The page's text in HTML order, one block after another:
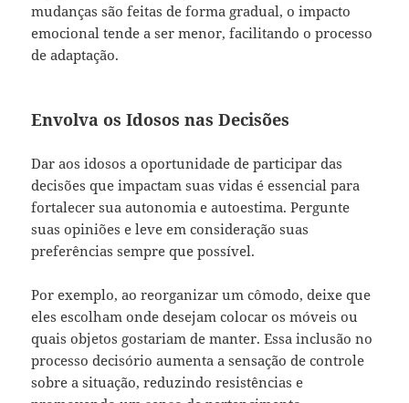
mudanças são feitas de forma gradual, o impacto
emocional tende a ser menor, facilitando o processo
de adaptação.
Envolva os Idosos nas Decisões
Dar aos idosos a oportunidade de participar das
decisões que impactam suas vidas é essencial para
fortalecer sua autonomia e autoestima. Pergunte
suas opiniões e leve em consideração suas
preferências sempre que possível.
Por exemplo, ao reorganizar um cômodo, deixe que
eles escolham onde desejam colocar os móveis ou
quais objetos gostariam de manter. Essa inclusão no
processo decisório aumenta a sensação de controle
sobre a situação, reduzindo resistências e